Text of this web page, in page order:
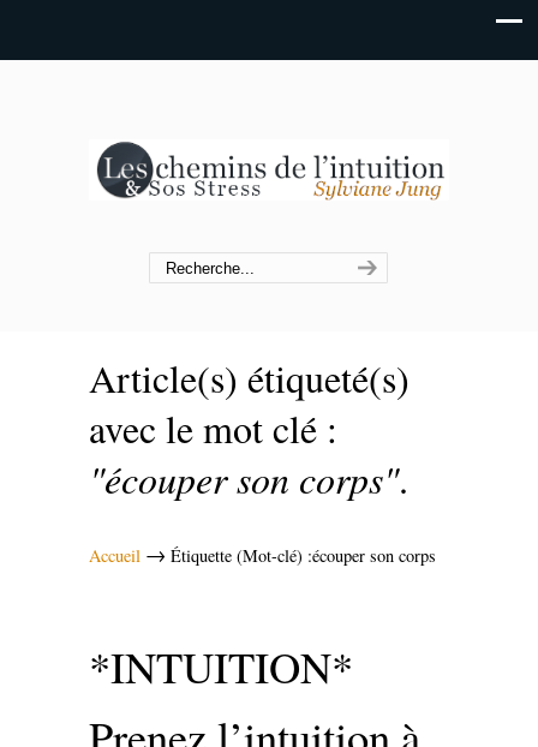
Article(s) étiqueté(s)
avec le mot clé :
"écouper son corps".
Accueil → Étiquette (Mot-clé) :écouper son corps
*INTUITION*